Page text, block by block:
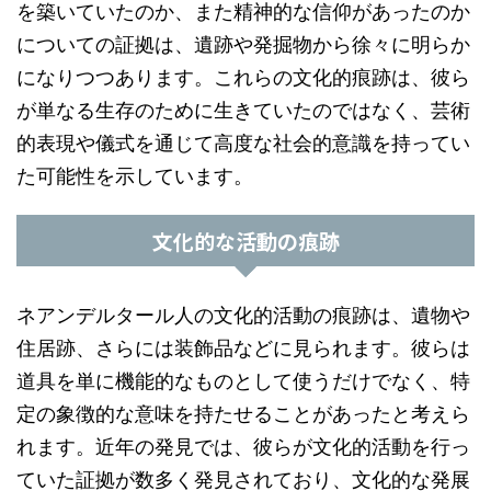
を築いていたのか、また精神的な信仰があったのか
についての証拠は、遺跡や発掘物から徐々に明らか
になりつつあります。これらの文化的痕跡は、彼ら
が単なる生存のために生きていたのではなく、芸術
的表現や儀式を通じて高度な社会的意識を持ってい
た可能性を示しています。
文化的な活動の痕跡
ネアンデルタール人の文化的活動の痕跡は、遺物や
住居跡、さらには装飾品などに見られます。彼らは
道具を単に機能的なものとして使うだけでなく、特
定の象徴的な意味を持たせることがあったと考えら
れます。近年の発見では、彼らが文化的活動を行っ
ていた証拠が数多く発見されており、文化的な発展